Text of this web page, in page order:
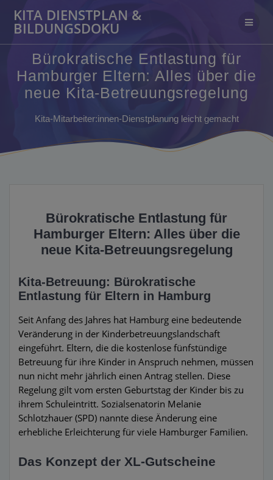
Inhalt
KITA DIENSTPLAN &
BILDUNGSDOKU
Bürokratische Entlastung für
Hamburger Eltern: Alles über die
neue Kita-Betreuungsregelung
Kita-Mitarbeiter:innen-Dienstplanung leicht gemacht
Bürokratische Entlastung für
Hamburger Eltern: Alles über die
neue Kita-Betreuungsregelung
Kita-Betreuung: Bürokratische
Entlastung für Eltern in Hamburg
Seit Anfang des Jahres hat Hamburg eine bedeutende
Veränderung in der Kinderbetreuungslandschaft
eingeführt. Eltern, die die kostenlose fünfstündige
Betreuung für ihre Kinder in Anspruch nehmen, müssen
nun nicht mehr jährlich einen Antrag stellen. Diese
Regelung gilt vom ersten Geburtstag der Kinder bis zu
ihrem Schuleintritt. Sozialsenatorin Melanie
Schlotzhauer (SPD) nannte diese Änderung eine
erhebliche Erleichterung für viele Hamburger Familien.
Das Konzept der XL-Gutscheine